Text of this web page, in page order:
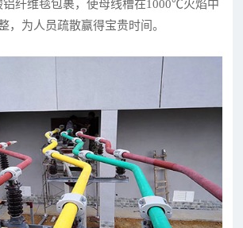
铝纤维毯包裹，使母线槽在1000℃火焰中
，为人员疏散赢得宝贵时间。